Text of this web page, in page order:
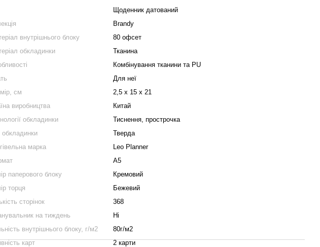
Щоденник датований
Brandy
внутрішнього блоку
80 офсет
обкладинки
Тканина
Комбінування тканини та PU
Для неї
см
2,5 х 15 х 21
виробництва
Китай
обкладинки
Тиснення, прострочка
обкладинки
Тверда
марка
Leo Planner
A5
паперового блоку
Кремовий
торця
Бежевий
сторінок
368
на тиждень
Ні
внутрішнього блоку, г/м2
80г/м2
карт
2 карти